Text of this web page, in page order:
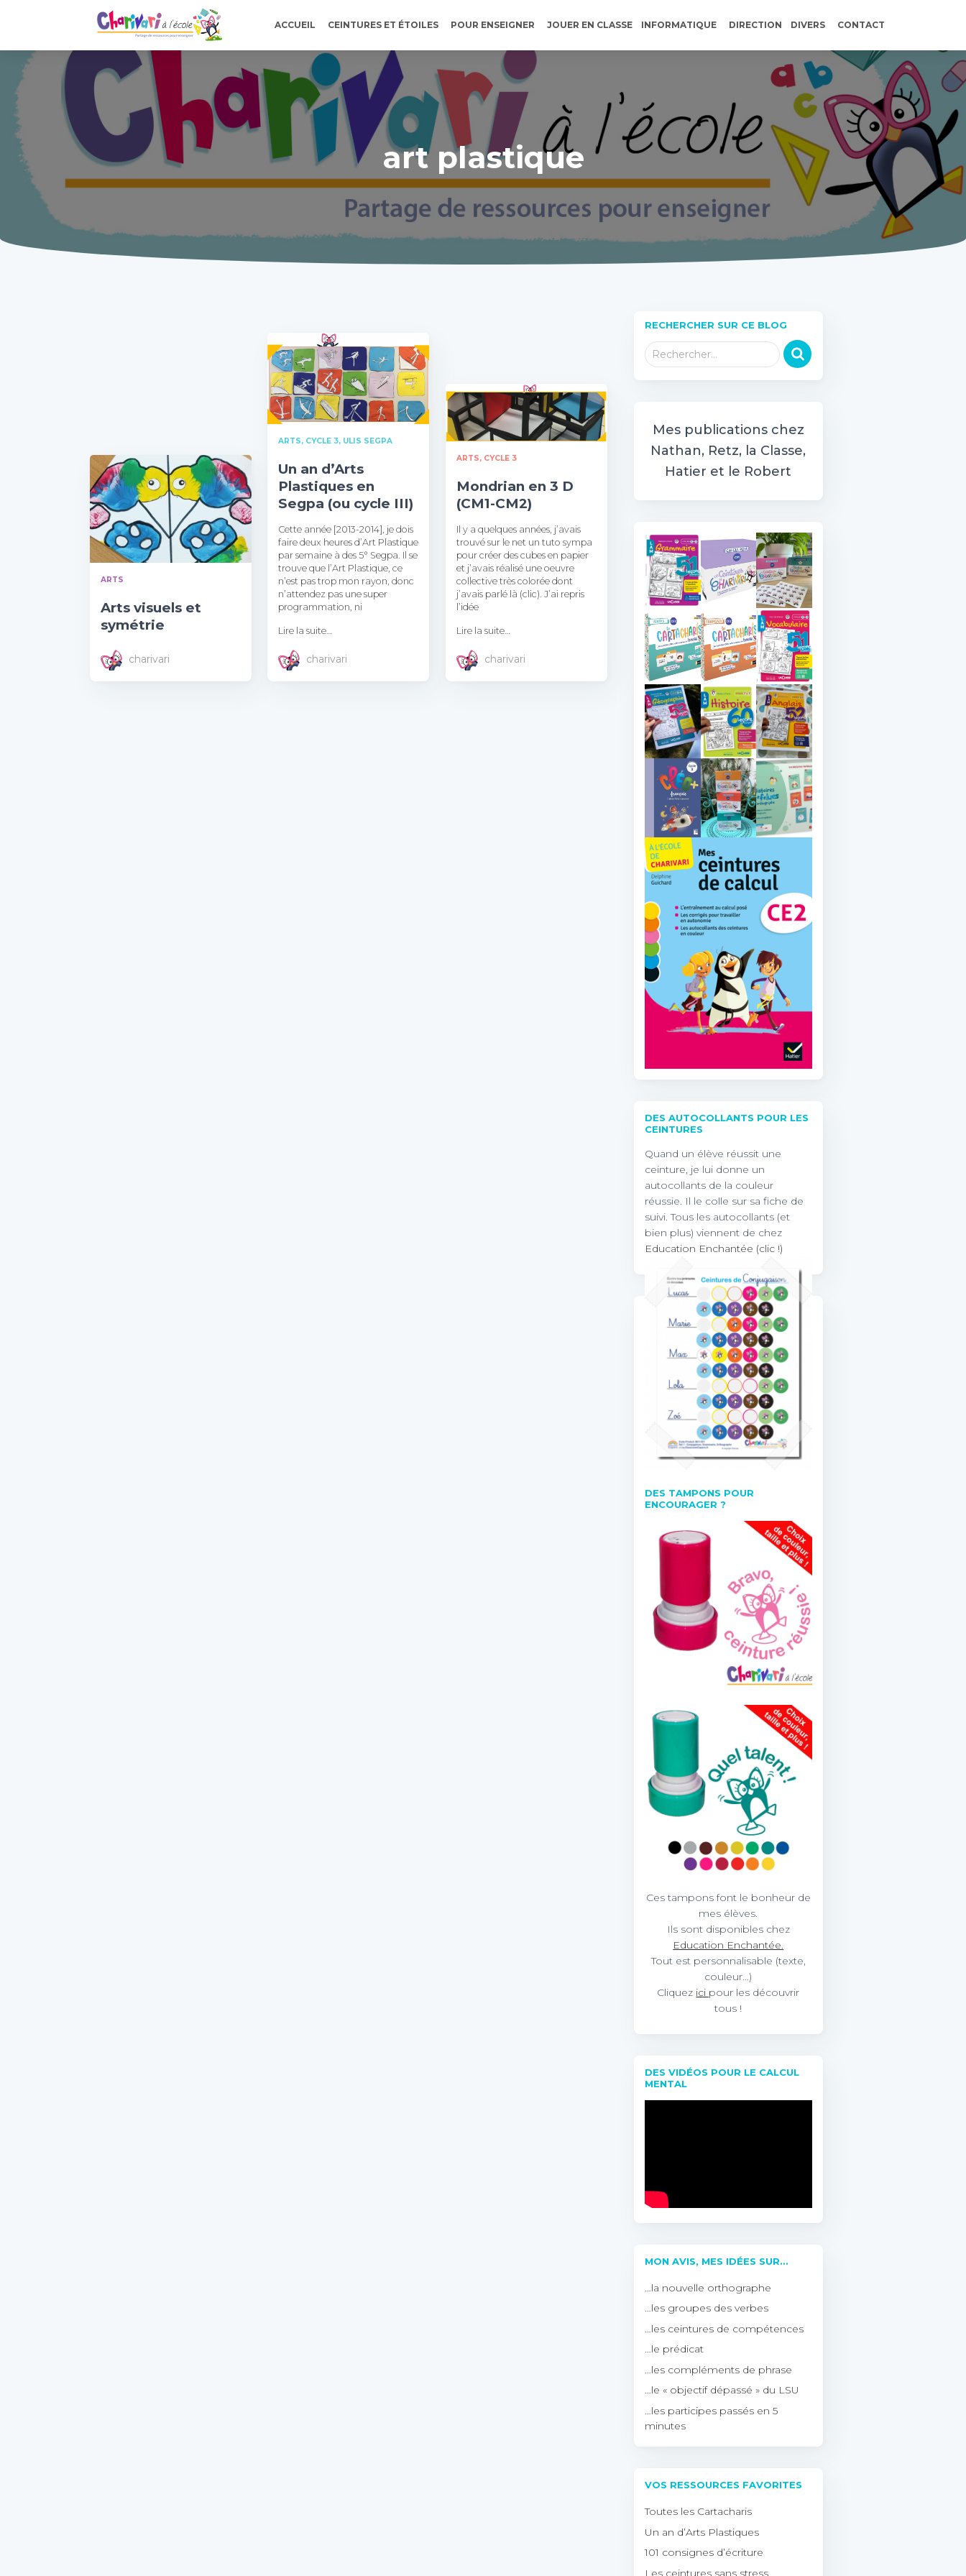
ACCUEIL CEINTURES ET ÉTOILES POUR ENSEIGNER JOUER EN CLASSE INFORMATIQUE DIRECTION DIVERS CONTACT
art plastique
ARTS
Arts visuels et
symétrie
charivari
ARTS CYCLE 3 ULIS SEGPA
Un an d’Arts
Plastiques en
Segpa (ou cycle III)
Cette année [2013-2014], je dois
faire deux heures d’Art Plastique
par semaine à des 5° Segpa. Il se
trouve que l’Art Plastique, ce
n’est pas trop mon rayon, donc
n’attendez pas une super
programmation, ni
Lire la suite…
charivari
ARTS CYCLE 3
Mondrian en 3 D
(CM1-CM2)
Il y a quelques années, j’avais
trouvé sur le net un tuto sympa
pour créer des cubes en papier
et j’avais réalisé une oeuvre
collective très colorée dont
j’avais parlé là (clic). J’ai repris
l’idée
Lire la suite…
charivari
RECHERCHER SUR CE BLOG
R Rechercher…
Mes publications chez
Nathan, Retz, la Classe,
Hatier et le Robert
DES AUTOCOLLANTS POUR LES
CEINTURES
Quand un élève réussit une
ceinture, je lui donne un
autocollants de la couleur
réussie. Il le colle sur sa fiche de
suivi. Tous les autocollants (et
bien plus) viennent de chez
Education Enchantée (clic !)
DES TAMPONS POUR
ENCOURAGER ?
Ces tampons font le bonheur de
mes élèves.
Ils sont disponibles chez
Education Enchantée.
Tout est personnalisable (texte,
couleur…)
Cliquez ici pour les découvrir
tous !
DES VIDÉOS POUR LE CALCUL
MENTAL
MON AVIS, MES IDÉES SUR…
…la nouvelle orthographe
…les groupes des verbes
…les ceintures de compétences
…le prédicat
…les compléments de phrase
…le « objectif dépassé » du LSU
…les participes passés en 5
minutes
VOS RESSOURCES FAVORITES
Toutes les Cartacharis
Un an d’Arts Plastiques
101 consignes d’écriture
Les ceintures sans stress